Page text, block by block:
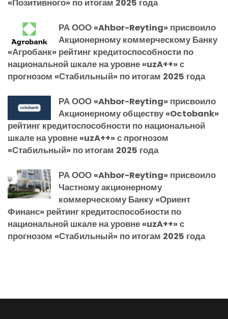
«Позитивного» по итогам 2025 года
РА ООО «Ahbor-Reyting» присвоило
Акционерному коммерческому Банку
«Агробанк» рейтинг кредитоспособности по
национальной шкале на уровне «uzA++» с
прогнозом «Стабильный» по итогам 2025 года
РА ООО «Ahbor-Reyting» присвоило
Акционерному обществу «Octobank»
рейтинг кредитоспособности по национальной
шкале на уровне «uzA++» с прогнозом
«Стабильный» по итогам 2025 года
РА ООО «Ahbor-Reyting» присвоило
Частному акционерному
коммерческому Банку «Ориент
Финанс» рейтинг кредитоспособности по
национальной шкале на уровне «uzA++» с
прогнозом «Стабильный» по итогам 2025 года